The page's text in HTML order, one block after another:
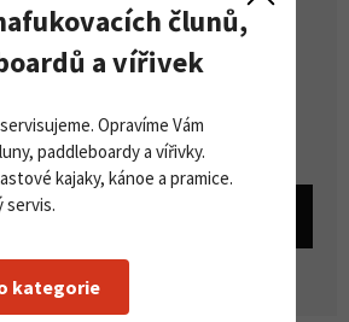
ODBĚRU NOVINEK
a akcích na našem e-shopu.
osobních údajů
člunů,
a vířivek
Opravíme Vám
paddleboardy a vířivky.
kajaky, kánoe a pramice.
servis.
kategorie